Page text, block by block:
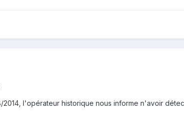
2014, l'opérateur historique nous informe n'avoir